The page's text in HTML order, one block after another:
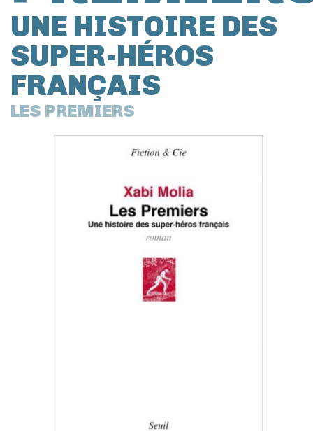
UNE HISTOIRE DES
SUPER-HÉROS
FRANÇAIS
LES PREMIERS